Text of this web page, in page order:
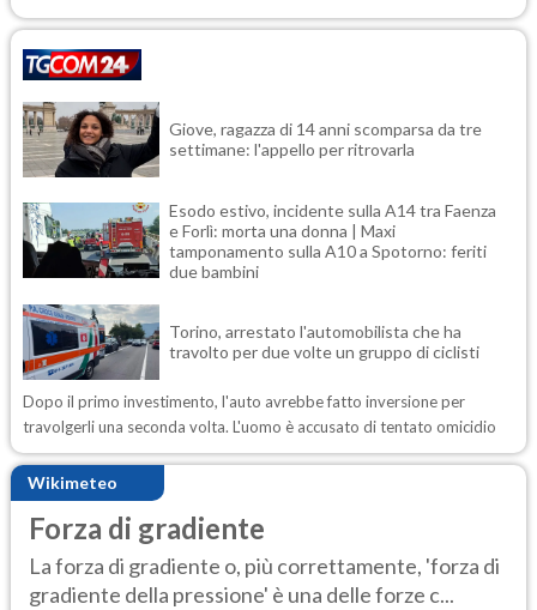
Giove, ragazza di 14 anni scomparsa da tre
settimane: l'appello per ritrovarla
Esodo estivo, incidente sulla A14 tra Faenza
e Forlì: morta una donna | Maxi
tamponamento sulla A10 a Spotorno: feriti
due bambini
Torino, arrestato l'automobilista che ha
travolto per due volte un gruppo di ciclisti
Dopo il primo investimento, l'auto avrebbe fatto inversione per
travolgerli una seconda volta. L'uomo è accusato di tentato omicidio
Wikimeteo
Forza di gradiente
La forza di gradiente o, più correttamente, 'forza di
gradiente della pressione' è una delle forze c...